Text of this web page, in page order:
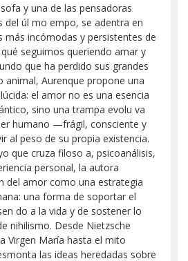
y una de las pensadoras
del úl mo empo, se adentra en
más incómodas y persistentes de
seguimos queriendo amar y
que ha perdido sus grandes
animal, Aurenque propone una
el amor no es una esencia
sino una trampa evolu va
humano —frágil, consciente y
al peso de su propia existencia.
que cruza filoso a, psicoanálisis,
personal, la autora
del amor como una estrategia
una forma de soportar el
do a la vida y de sostener lo
nihilismo. Desde Nietzsche
Virgen María hasta el mito
las ideas heredadas sobre